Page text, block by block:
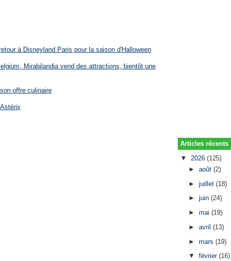
à Disneyland Paris pour la saison d'Halloween
Mirabilandia vend des attractions, bientôt une
offre culinaire
Articles récents
▼ 2026(125)
► août (2)
► juillet (18)
► juin (24)
► mai (19)
► avril (13)
► mars (19)
▼ février (16)